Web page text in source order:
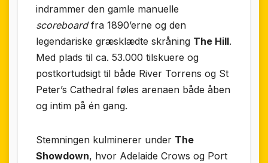
indrammer den gamle manuelle
scoreboardfra 1890’erne og den
legendariske græsklædte skråning The Hill.
Med plads til ca. 53.000 tilskuere og
postkortudsigt til både River Torrens og St
Peter’s Cathedral føles arenaen både åben
og intim på én gang.
Stemningen kulminerer under The
Showdown, hvor Adelaide Crows og Port